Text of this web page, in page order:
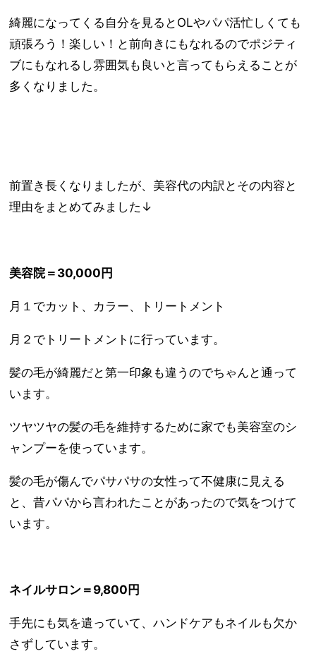
綺麗になってくる自分を見るとOLやパパ活忙しくても
頑張ろう！楽しい！と前向きにもなれるのでポジティ
ブにもなれるし雰囲気も良いと言ってもらえることが
多くなりました。
前置き長くなりましたが、美容代の内訳とその内容と
理由をまとめてみました↓
美容院＝30,000円
月１でカット、カラー、トリートメント
月２でトリートメントに行っています。
髪の毛が綺麗だと第一印象も違うのでちゃんと通って
います。
ツヤツヤの髪の毛を維持するために家でも美容室のシ
ャンプーを使っています。
髪の毛が傷んでパサパサの女性って不健康に見える
と、昔パパから言われたことがあったので気をつけて
います。
ネイルサロン＝9,800円
手先にも気を遣っていて、ハンドケアもネイルも欠か
さずしています。